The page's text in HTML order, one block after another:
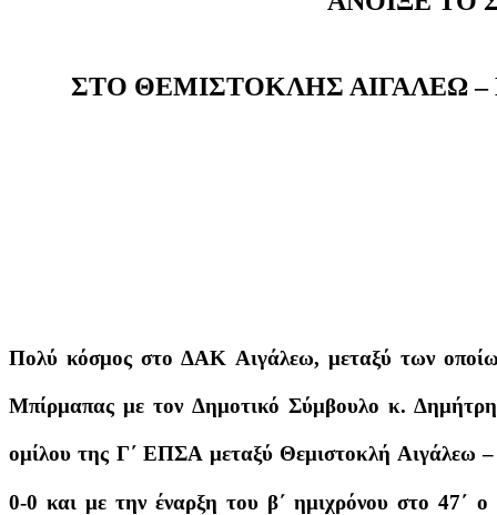
ΣΤΟ ΘΕΜΙΣΤΟΚΛΗΣ ΑΙΓΑΛΕΩ –
Πολύ κόσμος στο ΔΑΚ Αιγάλεω, μεταξύ των
Μπίρμαπας με τον Δημοτικό Σύμβουλο κ.
ομίλου της Γ΄ ΕΠΣΑ μεταξύ Θεμιστοκλή Αιγάλεω
0-0 και με την έναρξη του β΄ ημιχρόνου στο 47΄